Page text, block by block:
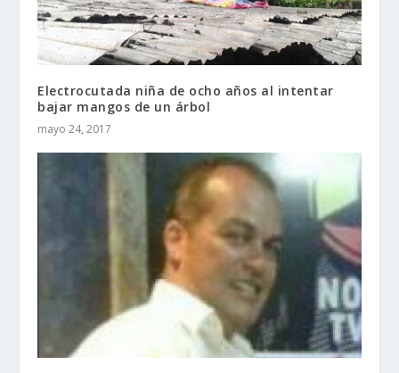
Electrocutada niña de ocho años al intentar
bajar mangos de un árbol
mayo 24, 2017